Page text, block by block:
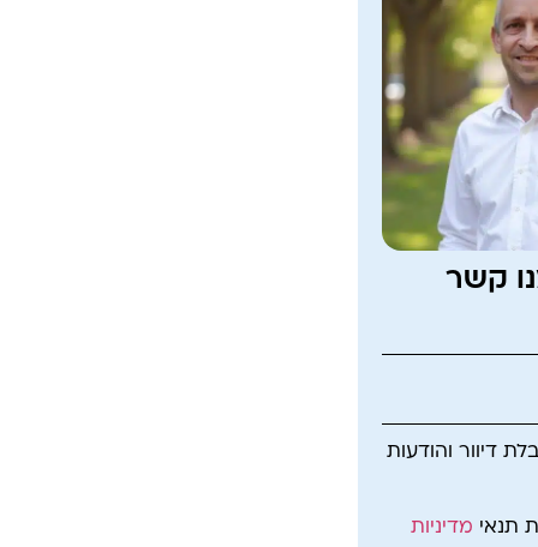
קשר
דיוור והודעות
תנאי מדיניות